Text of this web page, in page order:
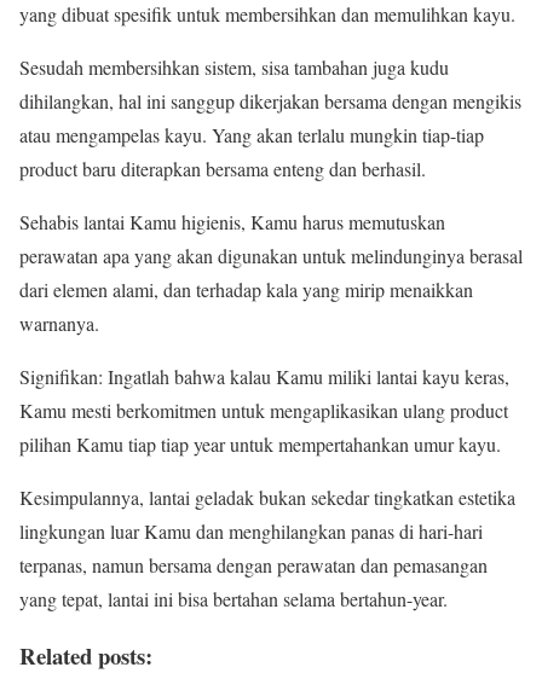
yang dibuat spesiﬁk untuk membersihkan dan memulihkan kayu.
Sesudah membersihkan sistem, sisa tambahan juga kudu
dihilangkan, hal ini sanggup dikerjakan bersama dengan mengikis
atau mengampelas kayu. Yang akan terlalu mungkin tiap-tiap
product baru diterapkan bersama enteng dan berhasil.
Sehabis lantai Kamu higienis, Kamu harus memutuskan
perawatan apa yang akan digunakan untuk melindunginya berasal
dari elemen alami, dan terhadap kala yang mirip menaikkan
warnanya.
Signifikan: Ingatlah bahwa kalau Kamu miliki lantai kayu keras,
Kamu mesti berkomitmen untuk mengaplikasikan ulang product
pilihan Kamu tiap tiap year untuk mempertahankan umur kayu.
Kesimpulannya, lantai geladak bukan sekedar tingkatkan estetika
lingkungan luar Kamu dan menghilangkan panas di hari-hari
terpanas, namun bersama dengan perawatan dan pemasangan
yang tepat, lantai ini bisa bertahan selama bertahun-year.
Related posts: